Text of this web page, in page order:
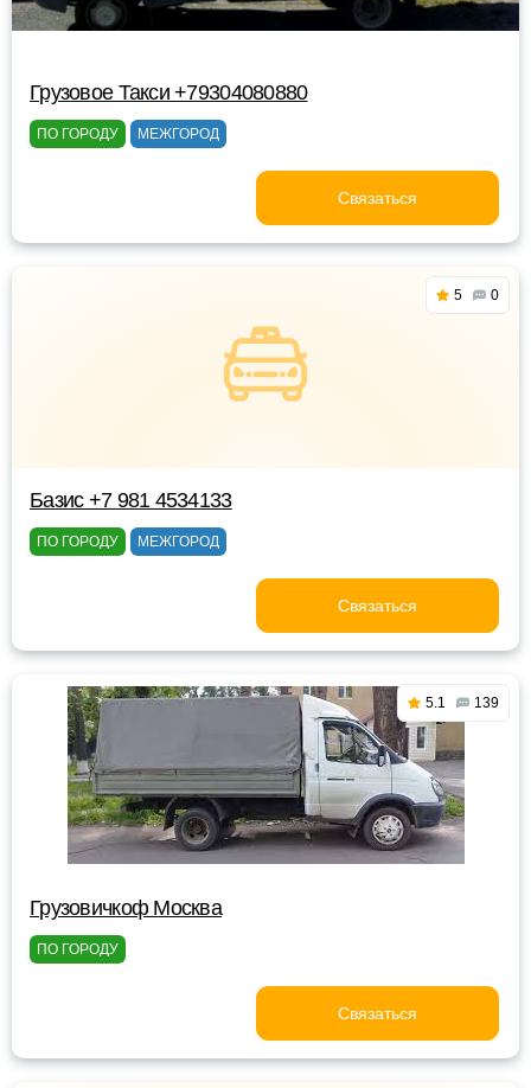
Грузовое Такси +79304080880
ПО ГОРОДУ МЕЖГОРОД
Связаться
5 0
Базис +7 981 4534133
ПО ГОРОДУ МЕЖГОРОД
Связаться
5.1 139
Грузовичкоф Москва
ПО ГОРОДУ
Связаться